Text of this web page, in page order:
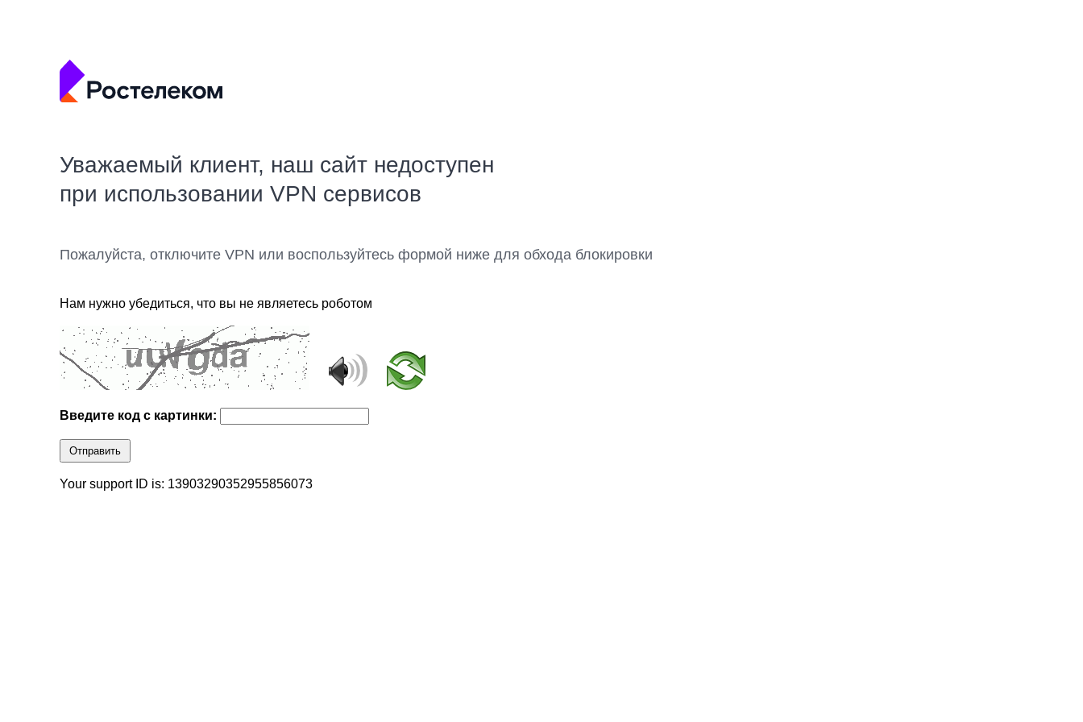
Уважаемый клиент, наш сайт недоступен
при использовании VPN сервисов
Пожалуйста, отключите VPN или воспользуйтесь формой ниже для обхода блокировки
Нам нужно убедиться, что вы не являетесь роботом
Введите код с картинки:
Отправить
Your support ID is: 13903290352955856073